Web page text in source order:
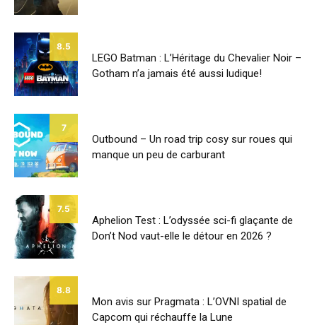
8.5
LEGO Batman : L’Héritage du Chevalier Noir –
Gotham n’a jamais été aussi ludique!
7
Outbound – Un road trip cosy sur roues qui
manque un peu de carburant
7.5
Aphelion Test : L’odyssée sci-fi glaçante de
Don’t Nod vaut-elle le détour en 2026 ?
8.8
Mon avis sur Pragmata : L’OVNI spatial de
Capcom qui réchauffe la Lune